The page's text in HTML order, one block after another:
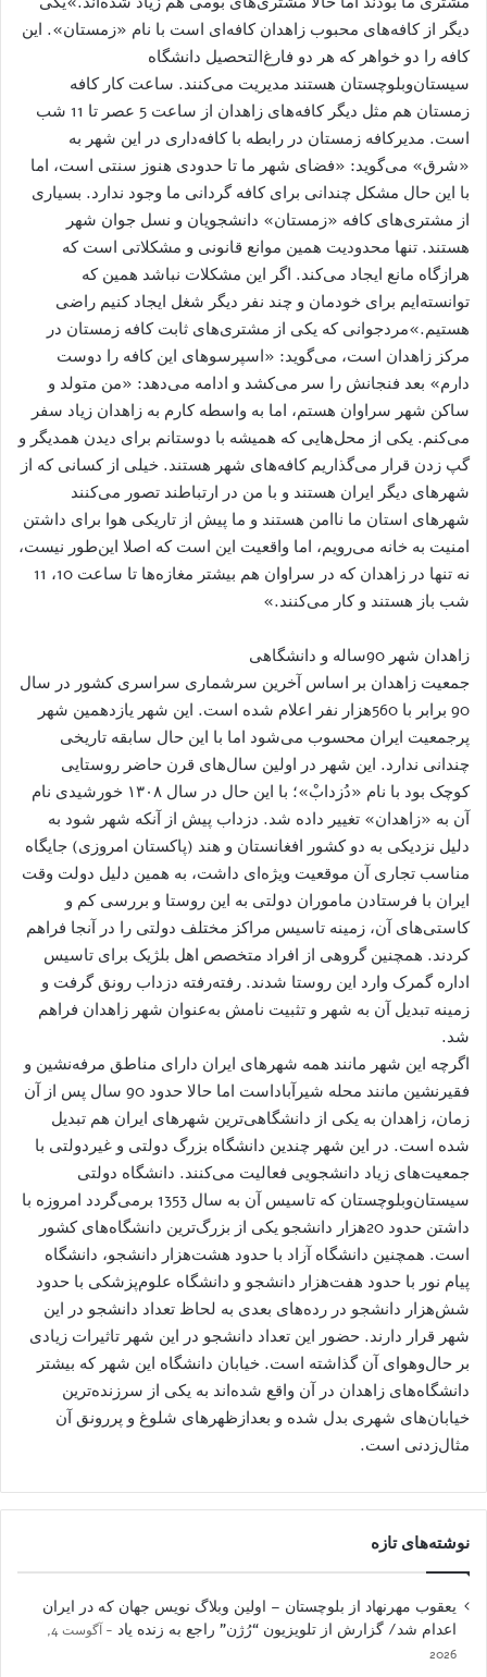
دیگر از کافه‌های محبوب زاهدان کافه‌ای است با نام «زمستان». این
کافه را دو خواهر که هر دو فارغ‌التحصیل دانشگاه
سیستان‌وبلوچستان هستند مدیریت می‌کنند. ساعت کار کافه
زمستان هم مثل دیگر کافه‌های زاهدان از ساعت 5 عصر تا 11 شب
است. مدیرکافه زمستان در رابطه با کافه‌داری در این شهر به
«شرق» می‌گوید: «فضای شهر ما تا حدودی هنوز سنتی است، اما
با این حال مشکل چندانی برای کافه گردانی ما وجود ندارد. بسیاری
از مشتری‌های کافه «زمستان» دانشجویان و نسل جوان شهر
هستند. تنها محدودیت همین موانع قانونی و مشکلاتی است که
هرازگاه مانع ایجاد می‌کند. اگر این مشکلات نباشد همین که
توانسته‌ایم برای خودمان و چند نفر دیگر شغل ایجاد کنیم راضی
هستیم.»مردجوانی که یکی از مشتری‌های ثابت کافه زمستان در
مرکز زاهدان است، می‌گوید: «اسپرسوهای این کافه را دوست
دارم» بعد فنجانش را سر می‌کشد و ادامه می‌دهد: «من متولد و
ساکن شهر سراوان هستم، اما به واسطه کارم به زاهدان زیاد سفر
می‌کنم. یکی از محل‌هایی که همیشه با دوستانم برای دیدن همدیگر و
گپ زدن قرار می‌گذاریم کافه‌های شهر هستند. خیلی از کسانی که از
شهرهای دیگر ایران هستند و با من در ارتباطند تصور می‌کنند
شهرهای استان ما ناامن هستند و ما پیش از تاریکی هوا برای داشتن
امنیت به خانه می‌رویم، اما واقعیت این است که اصلا این‌طور نیست،
نه تنها در زاهدان که در سراوان هم بیشتر مغازه‌ها تا ساعت 10، 11
شب باز هستند و کار می‌کنند.»
زاهدان شهر 90ساله و دانشگاهی
جمعیت زاهدان بر اساس آخرین سرشماری سراسری کشور در سال
90 برابر با 560هزار نفر اعلام شده است. این شهر یازدهمین شهر
پرجمعیت ایران محسوب می‌شود اما با این حال سابقه تاریخی
چندانی ندارد. این شهر در اولین سال‌های قرن حاضر روستایی
کوچک بود با نام «دُزدابْ»؛ با این حال در سال ۱۳۰۸ خورشیدی نام
آن به «زاهدان» تغییر داده شد. دزداب پیش از آنکه شهر شود به
دلیل نزدیکی به دو کشور افغانستان و هند (پاکستان امروزی) جایگاه
مناسب تجاری آن موقعیت ویژه‌ای داشت، به همین دلیل دولت وقت
ایران با فرستادن ماموران دولتی به این روستا و بررسی کم و
کاستی‌های آن، زمینه تاسیس مراکز مختلف دولتی را در آنجا فراهم
کردند. همچنین گروهی از افراد متخصص اهل بلژیک برای تاسیس
اداره گمرک وارد این روستا شدند. رفته‌رفته دزداب رونق گرفت و
زمینه تبدیل آن به شهر و تثبیت نامش به‌عنوان شهر زاهدان فراهم
شد.
اگرچه این شهر مانند همه شهرهای ایران دارای مناطق مرفه‌نشین و
فقیرنشین مانند محله شیرآباداست اما حالا حدود 90 سال پس از آن
زمان، زاهدان به یکی از دانشگاهی‌ترین شهرهای ایران هم تبدیل
شده است. در این شهر چندین دانشگاه بزرگ دولتی و غیردولتی با
جمعیت‌های زیاد دانشجویی فعالیت می‌کنند. دانشگاه دولتی
سیستان‌وبلوچستان که تاسیس آن به سال 1353 برمی‌گردد امروزه با
داشتن حدود 20هزار دانشجو یکی از بزرگ‌ترین دانشگاه‌های کشور
است. همچنین دانشگاه آزاد با حدود هشت‌هزار دانشجو، دانشگاه
پیام نور با حدود هفت‌هزار دانشجو و دانشگاه علوم‌پزشکی با حدود
شش‌هزار دانشجو در رده‌های بعدی به لحاظ تعداد دانشجو در این
شهر قرار دارند. حضور این تعداد دانشجو در این شهر تاثیرات زیادی
بر حال‌وهوای آن گذاشته است. خیابان دانشگاه این شهر که بیشتر
دانشگاه‌های زاهدان در آن واقع شده‌اند به یکی از سرزنده‌ترین
خیابان‌های شهری بدل شده و بعدازظهرهای شلوغ و پررونق آن
مثال‌زدنی است.
نوشته‌های تازه
یعقوب مهرنهاد از بلوچستان – اولین وبلاگ نویس جهان که در ایران
اعدام شد/ گزارش از تلویزیون “رُژن” راجع به زنده یاد
آگوست 4,
2026